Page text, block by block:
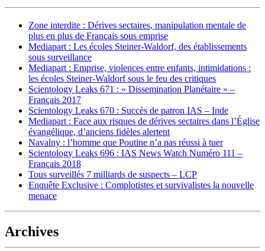
Zone interdite : Dérives sectaires, manipulation mentale de
plus en plus de Français sous emprise
Mediapart : Les écoles Steiner-Waldorf, des établissements
sous surveillance
Mediapart : Emprise, violences entre enfants, intimidations :
les écoles Steiner-Waldorf sous le feu des critiques
Scientology Leaks 671 : « Dissemination Planétaire » –
Français 2017
Scientology Leaks 670 : Succès de patron IAS – Inde
Mediapart : Face aux risques de dérives sectaires dans l’Église
évangélique, d’anciens fidèles alertent
Navalny : l’homme que Poutine n’a pas réussi à tuer
Scientology Leaks 696 : IAS News Watch Numéro 111 –
Français 2018
Tous surveillés 7 milliards de suspects – LCP
Enquête Exclusive : Complotistes et survivalistes la nouvelle
menace
Archives